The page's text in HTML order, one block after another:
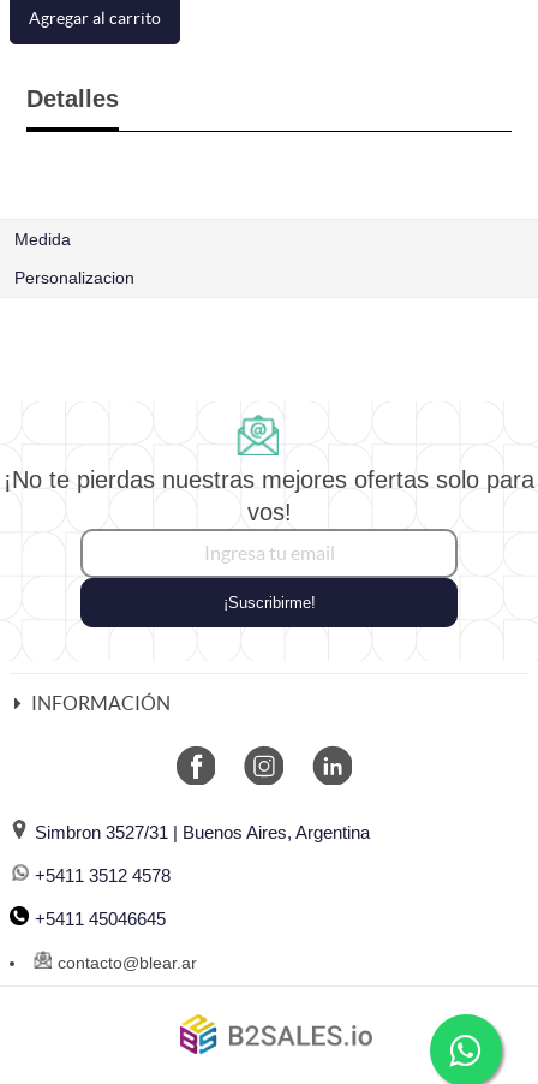
Agregar al carrito
Detalles
Medida
Personalizacion
¡No te pierdas nuestras mejores ofertas solo para
vos!
¡Suscribirme!
INFORMACIÓN
Simbron 3527/31 | Buenos Aires, Argentina
+5411 3512 4578
+5411 45046645
contacto@blear.ar